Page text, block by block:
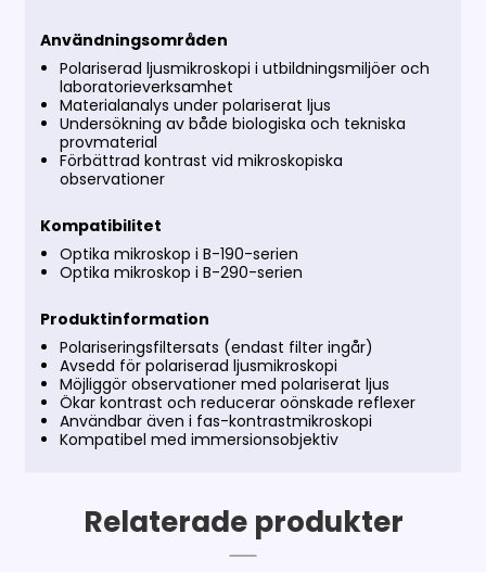
Användningsområden
Polariserad ljusmikroskopi i utbildningsmiljöer och
laboratorieverksamhet
Materialanalys under polariserat ljus
Undersökning av både biologiska och tekniska
provmaterial
Förbättrad kontrast vid mikroskopiska
observationer
Kompatibilitet
Optika mikroskop i B-190-serien
Optika mikroskop i B-290-serien
Produktinformation
Polariseringsfiltersats (endast filter ingår)
Avsedd för polariserad ljusmikroskopi
Möjliggör observationer med polariserat ljus
Ökar kontrast och reducerar oönskade reflexer
Användbar även i fas-kontrastmikroskopi
Kompatibel med immersionsobjektiv
Relaterade produkter